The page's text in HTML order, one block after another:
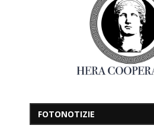
FOTONOTIZIE